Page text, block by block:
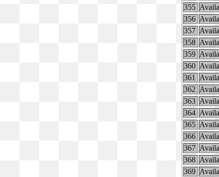
355
356
357
358
359
360
361
362
363
364
365
366
367
368
369